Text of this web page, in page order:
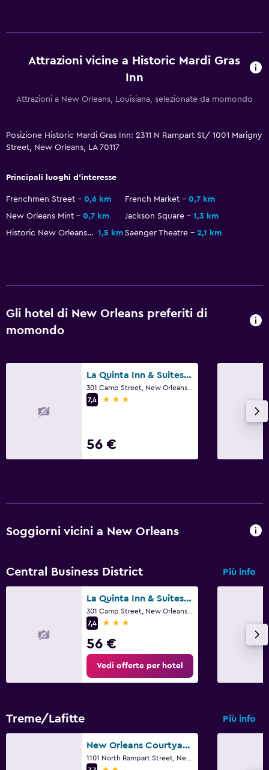
Barra appendiabiti
Guardaroba o armadio
Servizi e comodità
Parcheggio e trasporti
Parcheggio gratuito
Lavanderia
Tavolo da biliardo
Babysitter o nursery
Attrazioni vicine a Historic Mardi Gras
Inn
Attrazioni a New Orleans, Louisiana, selezionate da momondo
Posizione Historic Mardi Gras Inn: 2311 N Rampart St/ 1001 Marigny
Street, New Orleans, LA 70117
Principali luoghi d'interesse
Frenchmen Street 0,6 km French Market
0,7 km
New Orleans Mint
0,7 km Jackson Square
1,3 km
Historic New Orleans Collection 1,5 km Saenger Theatre 2,1 km
Gli hotel di New Orleans preferiti di
momondo
La Quinta Inn & Suites by Wyndham New Orleans Downtown
7,4
3 stelle
56 €
Soggiorni vicini a New Orleans
Central Business District Più info
La Quinta Inn & Suites by Wyndham New Orleans Downtown
7,4
3 stelle
56 €
Vedi offerte per hotel
Treme/Lafitte Più info
New Orleans Courtyard Hotel by the French Quarter